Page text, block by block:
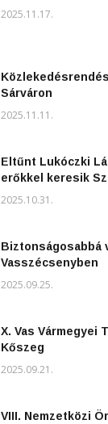
2025.11.17.
Sárváron
2025.11.11.
Eltűnt Lukóczki
erőkkel keresik
2025.10.31.
Biztonságosabbá
Vasszécsenyben
2025.09.25.
X. Vas Vármegyei
Kőszeg
2025.09.21.
VIII. Nemzetközi